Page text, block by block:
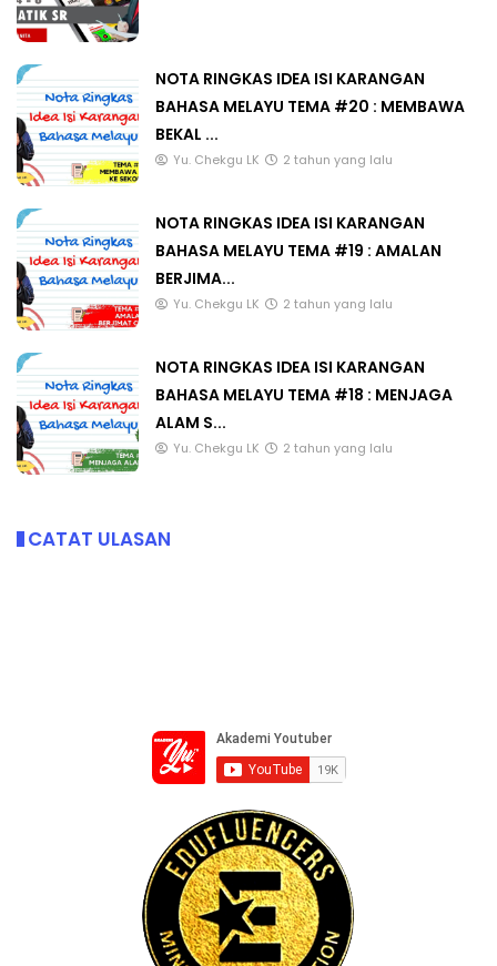
NOTA RINGKAS IDEA ISI KARANGAN
BAHASA MELAYU TEMA #20 : MEMBAWA
BEKAL ...
Yu. Chekgu LK 2 tahun yang lalu
NOTA RINGKAS IDEA ISI KARANGAN
BAHASA MELAYU TEMA #19 : AMALAN
BERJIMA...
Yu. Chekgu LK 2 tahun yang lalu
NOTA RINGKAS IDEA ISI KARANGAN
BAHASA MELAYU TEMA #18 : MENJAGA
ALAM S...
Yu. Chekgu LK 2 tahun yang lalu
CATAT ULASAN